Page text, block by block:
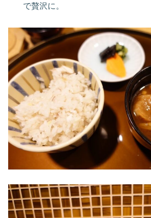
で贅沢に。